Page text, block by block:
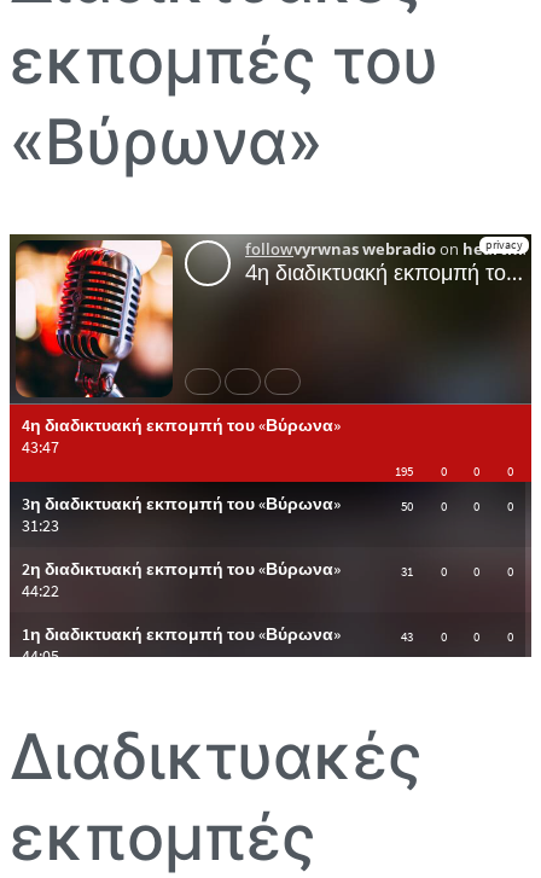
εκπομπές του
«Βύρωνα»
Διαδικτυακές
εκπομπές